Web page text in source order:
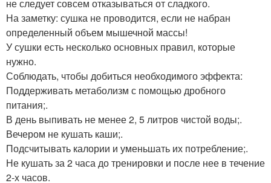
не следует совсем отказываться от сладкого.
На заметку: сушка не проводится, если не набран
определенный объем мышечной массы!
У сушки есть несколько основных правил, которые
нужно.
Соблюдать, чтобы добиться необходимого эффекта:
Поддерживать метаболизм с помощью дробного
питания;.
В день выпивать не менее 2, 5 литров чистой воды;.
Вечером не кушать каши;.
Подсчитывать калории и уменьшать их потребление;.
Не кушать за 2 часа до тренировки и после нее в течение
2-х часов.